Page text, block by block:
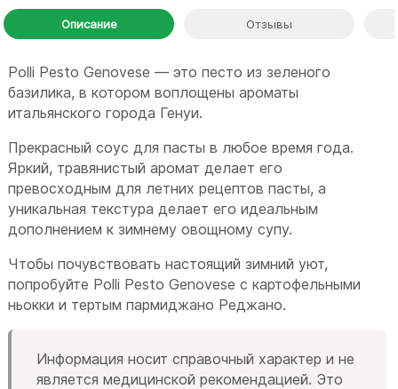
Описание Отзывы
Polli Pesto Genovese — это песто из зеленого
базилика, в котором воплощены ароматы
итальянского города Генуи.
Прекрасный соус для пасты в любое время года.
Яркий, травянистый аромат делает его
превосходным для летних рецептов пасты, а
уникальная текстура делает его идеальным
дополнением к зимнему овощному супу.
Чтобы почувствовать настоящий зимний уют,
попробуйте Polli Pesto Genovese с картофельными
ньокки и тертым пармиджано Реджано.
Информация носит справочный характер и не
является медицинской рекомендацией. Это